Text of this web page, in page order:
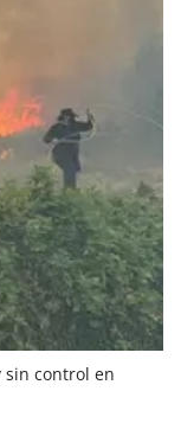
sin control en